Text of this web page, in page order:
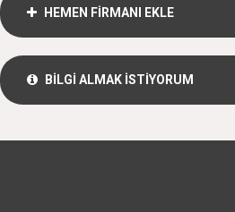
HEMEN FİRMANI EKLE
BİLGİ ALMAK İSTİYORUM